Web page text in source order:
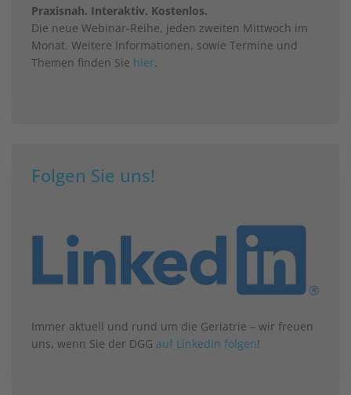
Praxisnah. Interaktiv. Kostenlos.
Die neue Webinar-Reihe, jeden zweiten Mittwoch im
Monat. Weitere Informationen, sowie Termine und
Themen finden Sie hier.
Folgen Sie uns!
Immer aktuell und rund um die Geriatrie – wir freuen
uns, wenn Sie der DGG auf LinkedIn folgen!